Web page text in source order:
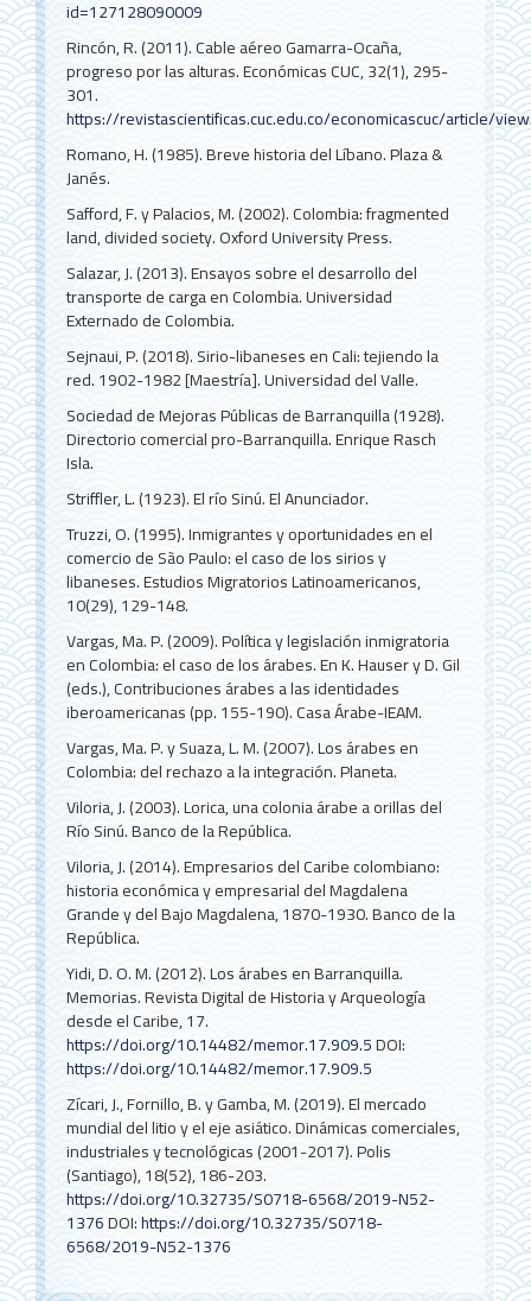
id=127128090009
Rincón, R. (2011). Cable aéreo Gamarra-Ocaña,
progreso por las alturas. Económicas CUC, 32(1), 295-
301.
https://revistascientificas.cuc.edu.co/economicascuc/article/
Romano, H. (1985). Breve historia del Líbano. Plaza &
Janés.
Safford, F. y Palacios, M. (2002). Colombia: fragmented
land, divided society. Oxford University Press.
Salazar, J. (2013). Ensayos sobre el desarrollo del
transporte de carga en Colombia. Universidad
Externado de Colombia.
Sejnaui, P. (2018). Sirio-libaneses en Cali: tejiendo la
red. 1902-1982 [Maestría]. Universidad del Valle.
Sociedad de Mejoras Públicas de Barranquilla (1928).
Directorio comercial pro-Barranquilla. Enrique Rasch
Isla.
Striffler, L. (1923). El río Sinú. El Anunciador.
Truzzi, O. (1995). Inmigrantes y oportunidades en el
comercio de São Paulo: el caso de los sirios y
libaneses. Estudios Migratorios Latinoamericanos,
10(29), 129-148.
Vargas, Ma. P. (2009). Política y legislación inmigratoria
en Colombia: el caso de los árabes. En K. Hauser y D. Gil
(eds.), Contribuciones árabes a las identidades
iberoamericanas (pp. 155-190). Casa Árabe-IEAM.
Vargas, Ma. P. y Suaza, L. M. (2007). Los árabes en
Colombia: del rechazo a la integración. Planeta.
Viloria, J. (2003). Lorica, una colonia árabe a orillas del
Río Sinú. Banco de la República.
Viloria, J. (2014). Empresarios del Caribe colombiano:
historia económica y empresarial del Magdalena
Grande y del Bajo Magdalena, 1870-1930. Banco de la
República.
Yidi, D. O. M. (2012). Los árabes en Barranquilla.
Memorias. Revista Digital de Historia y Arqueología
desde el Caribe, 17.
https://doi.org/10.14482/memor.17.909.5DOI:
https://doi.org/10.14482/memor.17.909.5
Zícari, J., Fornillo, B. y Gamba, M. (2019). El mercado
mundial del litio y el eje asiático. Dinámicas comerciales,
industriales y tecnológicas (2001-2017). Polis
(Santiago), 18(52), 186-203.
https://doi.org/10.32735/S0718-6568/2019-N52-
1376DOI:https://doi.org/10.32735/S0718-
6568/2019-N52-1376